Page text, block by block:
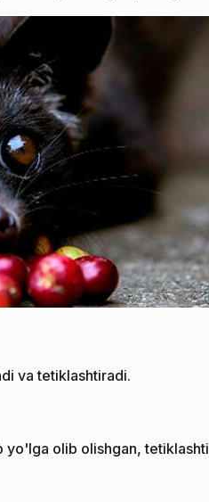
va tetiklashtiradi.
olib olishgan,